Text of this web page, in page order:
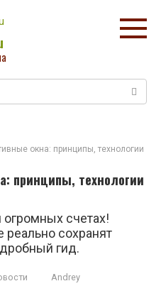
окна: принципы, технологии
принципы, технологии
огромных счетах!
сохранят
гид.
Andrey